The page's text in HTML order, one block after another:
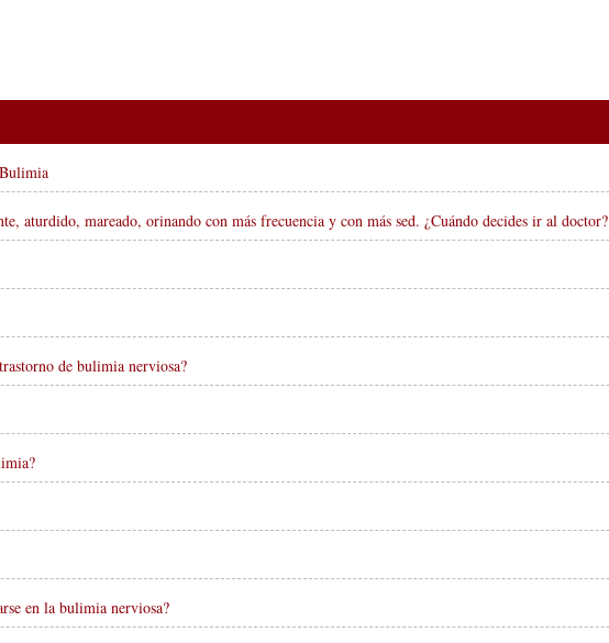
aturdido, mareado, orinando con más frecuencia y con más sed. ¿Cuándo decides ir al doctor?
de bulimia nerviosa?
en la bulimia nerviosa?